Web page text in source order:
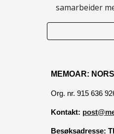
samarbeider
MEMOAR:
Org. nr. 915 636
Kontakt:
Besøksadresse: